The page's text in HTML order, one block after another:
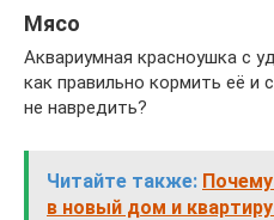
Мясо
Аквариумная красноушка с
как правильно кормить её и
не навредить?
Читайте также:
в новый дом и